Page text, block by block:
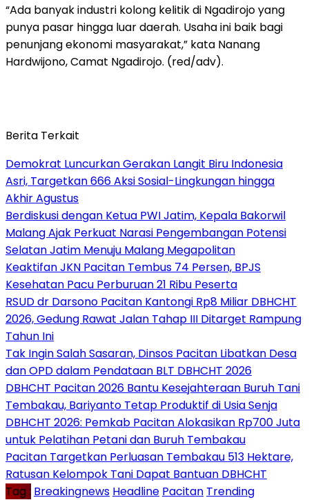
“Ada banyak industri kolong kelitik di Ngadirojo yang
punya pasar hingga luar daerah. Usaha ini baik bagi
penunjang ekonomi masyarakat,” kata Nanang
Hardwijono, Camat Ngadirojo. (red/adv).
Berita Terkait
Demokrat Luncurkan Gerakan Langit Biru Indonesia
Asri, Targetkan 666 Aksi Sosial-Lingkungan hingga
Akhir Agustus
Berdiskusi dengan Ketua PWI Jatim, Kepala Bakorwil
Malang Ajak Perkuat Narasi Pengembangan Potensi
Selatan Jatim Menuju Malang Megapolitan
Keaktifan JKN Pacitan Tembus 74 Persen, BPJS
Kesehatan Pacu Perburuan 21 Ribu Peserta
RSUD dr Darsono Pacitan Kantongi Rp8 Miliar DBHCHT
2026, Gedung Rawat Jalan Tahap III Ditarget Rampung
Tahun Ini
Tak Ingin Salah Sasaran, Dinsos Pacitan Libatkan Desa
dan OPD dalam Pendataan BLT DBHCHT 2026
DBHCHT Pacitan 2026 Bantu Kesejahteraan Buruh Tani
Tembakau, Bariyanto Tetap Produktif di Usia Senja
DBHCHT 2026: Pemkab Pacitan Alokasikan Rp700 Juta
untuk Pelatihan Petani dan Buruh Tembakau
Pacitan Targetkan Perluasan Tembakau 513 Hektare,
Ratusan Kelompok Tani Dapat Bantuan DBHCHT
Tag : Breakingnews Headline Pacitan Trending